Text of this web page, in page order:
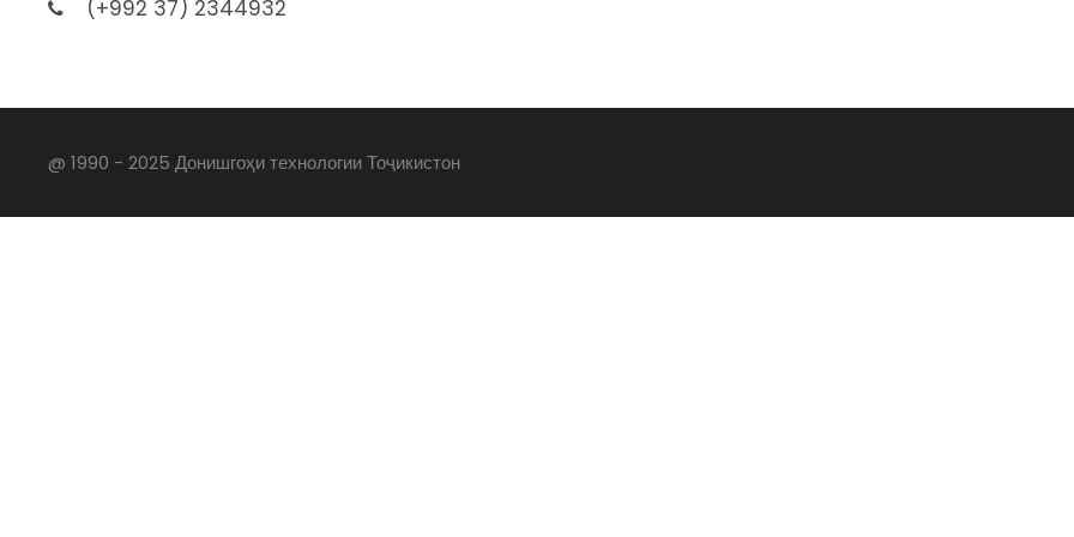
(+992 37) 2344932
@ 1990 - 2025 Донишгоҳи технологии Тоҷикистон